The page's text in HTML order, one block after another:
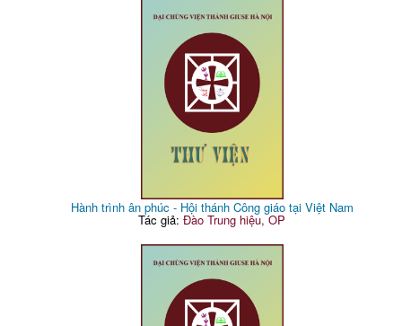
Hành trình ân phúc - Hội thánh Công giáo tại Việt Nam
Tác giả:Đào Trung hiệu, OP